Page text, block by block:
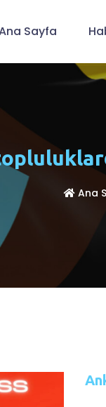
Sayfa
Ana